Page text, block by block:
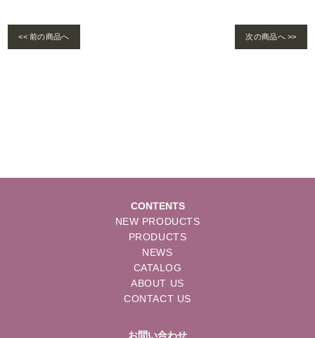
<< 前の商品へ 次の商品へ >>
CONTENTS
NEW PRODUCTS
PRODUCTS
NEWS
CATALOG
ABOUT US
CONTACT US
お問い合わせ